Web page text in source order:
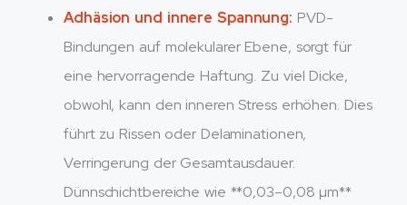
Adhäsion und innere Spannung: PVD-
Bindungen auf molekularer Ebene, sorgt für
eine hervorragende Haftung. Zu viel Dicke,
obwohl, kann den inneren Stress erhöhen. Dies
führt zu Rissen oder Delaminationen,
Verringerung der Gesamtausdauer.
Dünnschichtbereiche wie **0,03–0,08 µm**